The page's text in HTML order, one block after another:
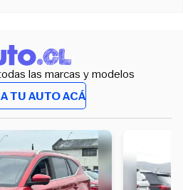
las marcas y modelos
TU AUTO ACÁ